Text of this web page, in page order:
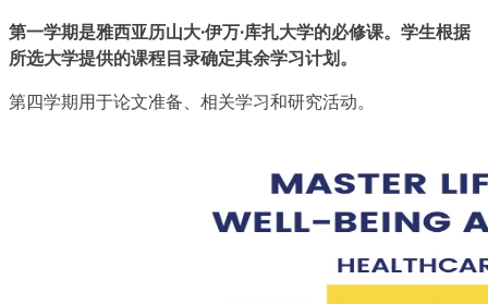
第一学期是雅西亚历山大·伊万·库扎大学的必修课。学生根据
所选大学提供的课程目录确定其余学习计划。
第四学期用于论文准备、相关学习和研究活动。